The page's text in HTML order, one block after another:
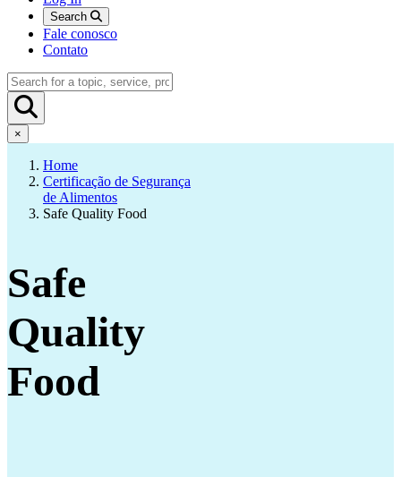
Search
Fale conosco
Contato
×
Home
Certificação de Segurança
de Alimentos
Safe Quality Food
Safe
Quality
Food